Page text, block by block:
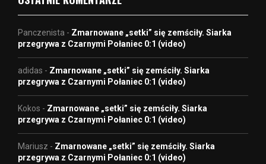
Panczenista - Zmarnowane „setki” się zemściły. Siarka
przegrywa z Czarnymi Połaniec 0:1 (video)
adidas - Zmarnowane „setki” się zemściły. Siarka
przegrywa z Czarnymi Połaniec 0:1 (video)
Kokos - Zmarnowane „setki” się zemściły. Siarka
przegrywa z Czarnymi Połaniec 0:1 (video)
Mariusz - Zmarnowane „setki” się zemściły. Siarka
przegrywa z Czarnymi Połaniec 0:1 (video)